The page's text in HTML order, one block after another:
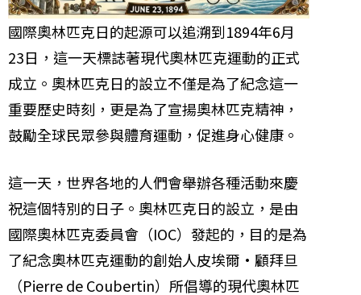
國際奧林匹克日的起源可以追溯到1894年6月
23日，這一天標誌著現代奧林匹克運動的正式
成立。奧林匹克日的設立不僅是為了紀念這一
重要歷史時刻，更是為了宣揚奧林匹克精神，
鼓勵全球民眾參與體育運動，促進身心健康。
這一天，世界各地的人們會舉辦各種活動來慶
祝這個特別的日子。奧林匹克日的設立，是由
國際奧林匹克委員會（IOC）發起的，目的是為
了紀念奧林匹克運動的創始人皮埃爾·顧拜旦
（Pierre de Coubertin）所倡導的現代奧林匹